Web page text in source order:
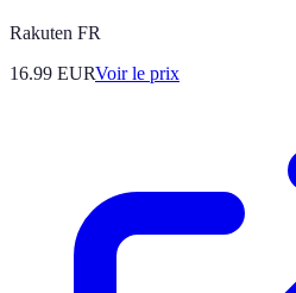
Rakuten FR
16.99 EURVoir le prix